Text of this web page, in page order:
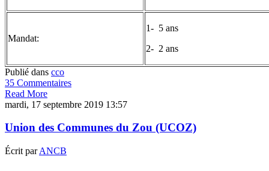
Mandat:
1- 5 ans
2- 2 ans
Publié dans cco
35 Commentaires
Read More
mardi, 17 septembre 2019 13:57
Union des Communes du Zou (UCOZ)
Écrit parANCB